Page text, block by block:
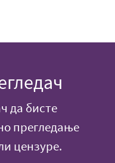
да бисте
прегледање
цензуре.